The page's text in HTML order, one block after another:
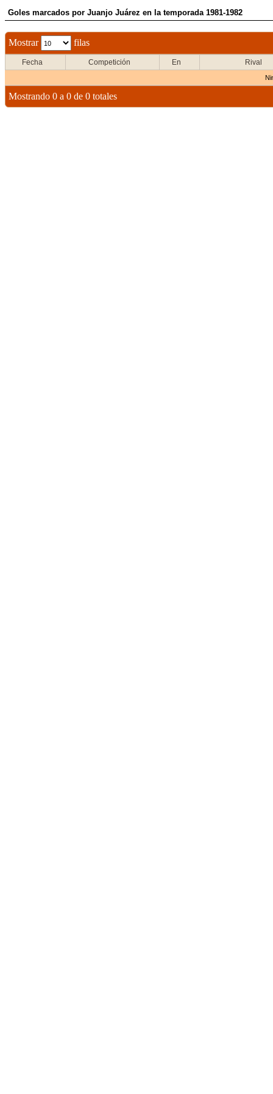
Goles marcados por Juanjo Juárez en la temporada 1981-1982
Mostrar filas
Fecha Competición En Rival
Mostrando 0 a 0 de 0 totales